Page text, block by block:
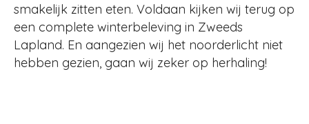
smakelijk zitten eten. Voldaan kijken wij terug op
een complete winterbeleving in Zweeds
Lapland. En aangezien wij het noorderlicht niet
hebben gezien, gaan wij zeker op herhaling!